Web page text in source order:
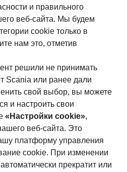
и правильного
веб-сайта. Мы будем
cookie только в
нам это, отметив
решили не принимать
Scania или ранее дали
свой выбор, вы можете
и настроить свои
«Настройки cookie»,
веб-сайта. Это
платформу управления
cookie. При изменении
прекратит или